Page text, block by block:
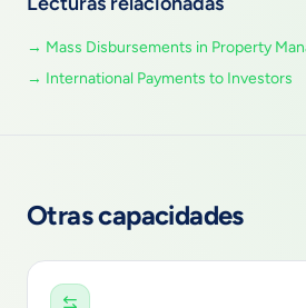
→ Mass Disbursements in Property
→ International Payments to Investors
Otras capacidades